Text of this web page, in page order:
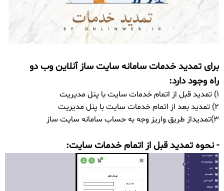
برای تمدید خدمات سامانه سایت ساز آنلاین وب دو
راه وجود دارد:
1) تمدید قبل از اتمام خدمات سایت با پنل مدیریت
2) تمدید بعد از اتمام خدمات سایت با پنل مدیریت
3)تمدیداز طریق واریز وجه به حساب سامانه سایت ساز
- نحوه تمدید قبل از اتمام خدمات سایت: